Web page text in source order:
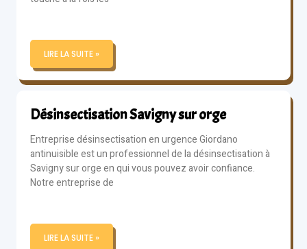
LIRE LA SUITE »
Désinsectisation Savigny sur orge
Entreprise désinsectisation en urgence Giordano
antinuisible est un professionnel de la désinsectisation à
Savigny sur orge en qui vous pouvez avoir confiance.
Notre entreprise de
LIRE LA SUITE »